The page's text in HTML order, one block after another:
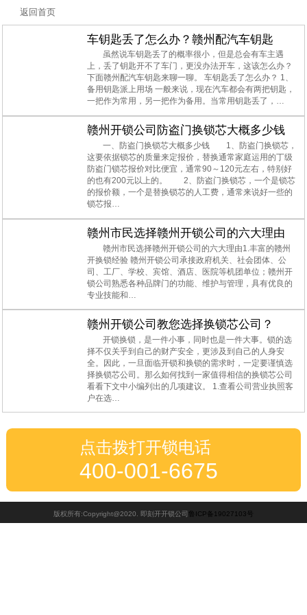
返回首页
车钥匙丢了怎么办？赣州配汽车钥匙
虽然说车钥匙丢了的概率很小，但是总会有车主遇
上，丢了钥匙开不了车门，更没办法开车，这该怎么办？
下面赣州配汽车钥匙来聊一聊。 车钥匙丢了怎么办？ 1、
备用钥匙派上用场 一般来说，现在汽车都会有两把钥匙，
一把作为常用，另一把作为备用。当常用钥匙丢了，…
赣州开锁公司防盗门换锁芯大概多少钱
一、防盗门换锁芯大概多少钱 1、防盗门换锁芯，
这要依据锁芯的质量来定报价，替换通常家庭运用的丁级
防盗门锁芯报价对比便宜，通常90～120元左右，特别好
的也有200元以上的。 2、防盗门换锁芯，一个是锁芯
的报价额，一个是替换锁芯的人工费，通常来说好一些的
锁芯报…
赣州市民选择赣州开锁公司的六大理由
赣州市民选择赣州开锁公司的六大理由1.丰富的赣州
开换锁经验 赣州开锁公司承接政府机关、社会团体、公
司、工厂、学校、宾馆、酒店、医院等机团单位；赣州开
锁公司熟悉各种品牌门的功能、维护与管理，具有优良的
专业技能和…
赣州开锁公司教您选择换锁芯公司？
开锁换锁，是一件小事，同时也是一件大事。锁的选
择不仅关乎到自己的财产安全，更涉及到自己的人身安
全。因此，一旦面临开锁和换锁的需求时，一定要谨慎选
择换锁芯公司。那么如何找到一家值得相信的换锁芯公司
看看下文中小编列出的几项建议。 1.查看公司营业执照客
户在选…
点击拨打开锁电话
400-001-6675
版权所有:Copyright@2020. 即刻开开锁公司 鲁ICP备19027103号